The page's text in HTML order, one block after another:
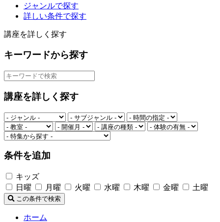
ジャンルで探す
詳しい条件で探す
講座を詳しく探す
キーワードから探す
講座を詳しく探す
条件を追加
キッズ
日曜
月曜 火曜 水曜 木曜 金曜 土曜
この条件で検索
ホーム